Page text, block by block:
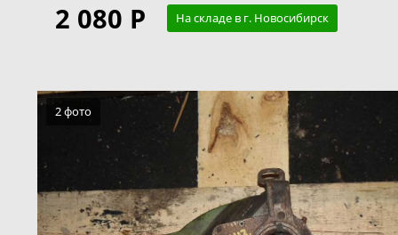
2 080 Р На складе в г. Новосибирск
2 фото